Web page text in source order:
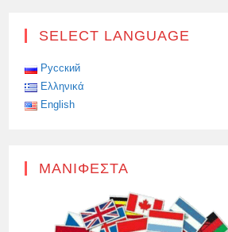
ΘΑ
SELECT LANGUAGE
Русский
Ελληνικά
English
ΜΑΝΙΦΈΣΤΑ